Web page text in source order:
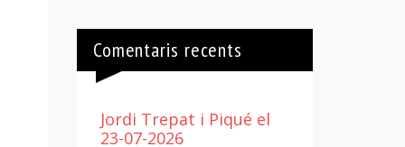
Comentaris recents
Jordi Trepat i Piqué el
23-07-2026